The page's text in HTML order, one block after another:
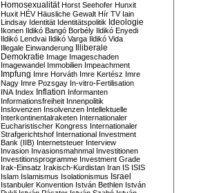
Homosexualität Horst Seehofer Hunxit
Huxit HÉV Häusliche Gewalt Hír TV Iain
Lindsay Identität Identitätspolitik Ideologie
Ikonen Ildikó Bangó Borbély Ildikó Enyedi
Ildikó Lendvai Ildikó Varga Ildikó Vida
Illegale Einwanderung Illiberale
Demokratie Image Imageschaden
Imagewandel Immobilien Impeachment
Impfung Imre Horváth Imre Kertész Imre
Nagy Imre Pozsgay In-vitro-Fertilisation
INA Index Inflation Informanten
Informationsfreiheit Innenpolitik
Inslovenzen Insolvenzen Intellektuelle
Interkontinentalraketen Internationaler
Eucharistischer Kongress Internationaler
Strafgerichtshof International Investment
Bank (IIB) Internetsteuer Interview
Invasion Invasionsmahnmal Investitionen
Investitionsprogramme Investment Grade
Irak-Einsatz Irakisch-Kurdistan Iran IS ISIS
Islam Islamismus Isolationismus Israel
Istanbuler Konvention István Bethlen István